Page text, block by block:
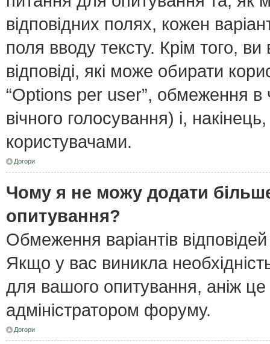
відповідних полях, кожен
поля вводу тексту. Крім того, ви
відповіді, які може обирати
“Options per user”, обмеження в
вічного голосування) і,
користувачами.
Догори
Чому я не можу додати
опитування?
Обмеження варіантів
Якщо у вас виникла
для вашого опитування, аніж
адміністратором форуму.
Догори